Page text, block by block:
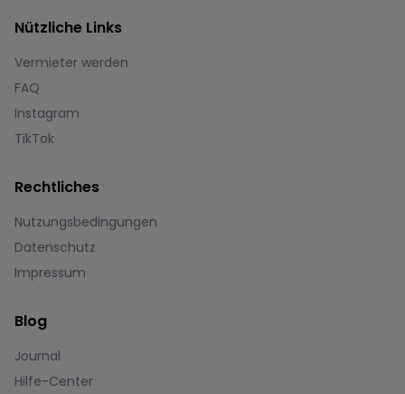
Nützliche Links
Vermieter werden
FAQ
Instagram
TikTok
Rechtliches
Nutzungsbedingungen
Datenschutz
Impressum
Blog
Journal
Hilfe-Center